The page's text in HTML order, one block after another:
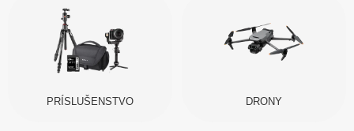
PRÍSLUŠENSTVO DRONY